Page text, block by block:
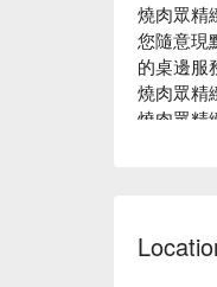
燒肉眾精
您隨意現
的桌邊服
燒肉眾精
燒肉眾精